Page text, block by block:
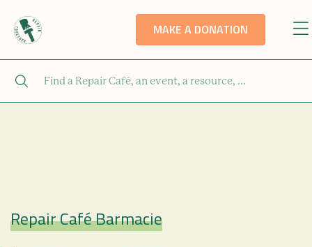
MAKE A DONATION
Repair Café
Repair Café Barmacie